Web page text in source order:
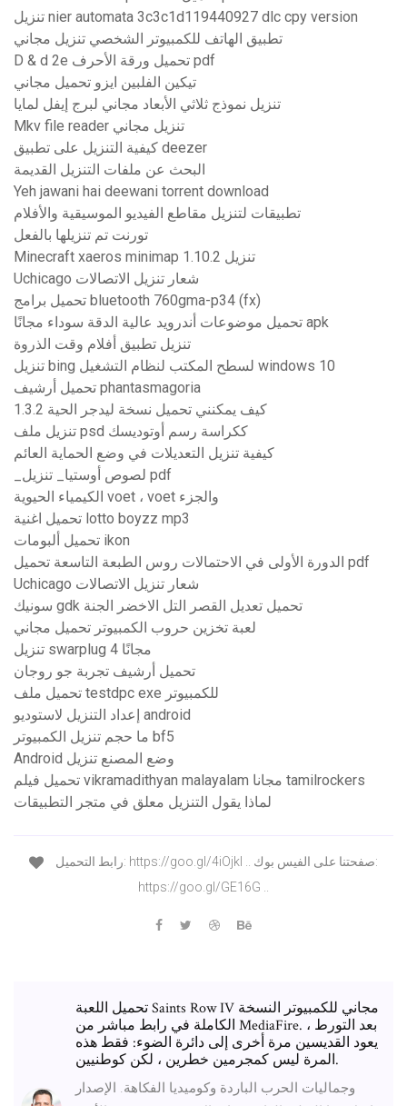
تنزيل nier automata 3c3c1d119440927 dlc cpy version
تطبيق الهاتف للكمبيوتر الشخصي تنزيل مجاني
D & d 2e تحميل ورقة الأحرف pdf
تيكين الفلبين ايزو تحميل مجاني
تنزيل نموذج ثلاثي الأبعاد مجاني لبرج إيفل لمايا
Mkv file reader تنزيل مجاني
كيفية التنزيل على تطبيق deezer
البحث عن ملفات التنزيل القديمة
Yeh jawani hai deewani torrent download
تطبيقات لتنزيل مقاطع الفيديو الموسيقية والأفلام
تورنت تم تنزيلها بالفعل
Minecraft xaeros minimap 1.10.2 تنزيل
Uchicago شعار تنزيل الاتصالات
تحميل برامج bluetooth 760gma-p34 (fx)
تحميل موضوعات أندرويد عالية الدقة سوداء مجانًا apk
تنزيل تطبيق أفلام وقت الذروة
تنزيل bing لسطح المكتب لنظام التشغيل windows 10
تحميل أرشيف phantasmagoria
كيف يمكنني تحميل نسخة ليدجر الحية 1.3.2
تنزيل ملف psd ككراسة رسم أوتوديسك
كيفية تنزيل التعديلات في وضع الحماية العائم
_لصوص أوستيا_ تنزيل pdf
الكيمياء الحيوية voet ، voet والجزء
تحميل اغنية lotto boyzz mp3
تحميل ألبومات ikon
الدورة الأولى في الاحتمالات روس الطبعة التاسعة تحميل pdf
Uchicago شعار تنزيل الاتصالات
سونيك gdk تحميل تعديل القصر التل الاخضر الجنة
لعبة تخزين حروب الكمبيوتر تحميل مجاني
تنزيل swarplug 4 مجانًا
تحميل أرشيف تجربة جو روجان
تحميل ملف testdpc exe للكمبيوتر
إعداد التنزيل لاستوديو android
ما حجم تنزيل الكمبيوتر bf5
Android وضع المصنع تنزيل
تحميل فيلم vikramadithyan malayalam مجانا tamilrockers
لماذا يقول التنزيل معلق في متجر التطبيقات
https://goo.gl/GE16G ..
تحميل اللعبة Saints Row IV مجاني للكمبيوتر النسخة
الكاملة في رابط مباشر من MediaFire. بعد التورط ،
يعود القديسين مرة أخرى إلى دائرة الضوء: فقط هذه
المرة ليس كمجرمين خطرين ، لكن كوطنيين.
وجماليات الحرب الباردة وكوميديا الفكاهة. الإصدار